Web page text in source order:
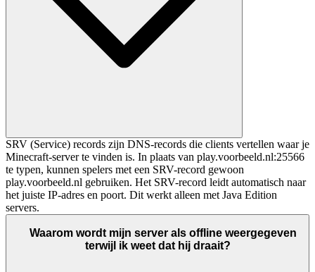
SRV (Service) records zijn DNS-records die clients vertellen waar je
Minecraft-server te vinden is. In plaats van play.voorbeeld.nl:25566
te typen, kunnen spelers met een SRV-record gewoon
play.voorbeeld.nl gebruiken. Het SRV-record leidt automatisch naar
het juiste IP-adres en poort. Dit werkt alleen met Java Edition
servers.
Waarom wordt mijn server als offline weergegeven
terwijl ik weet dat hij draait?